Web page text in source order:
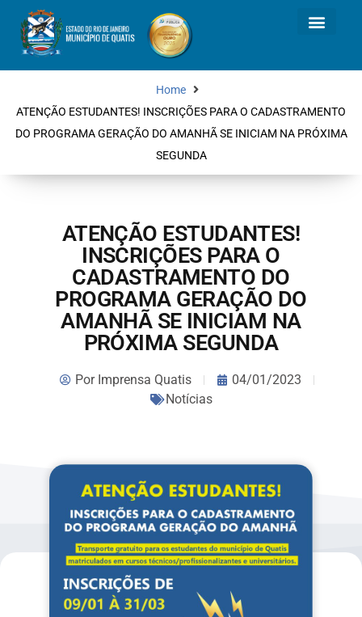
Home
ATENÇÃO ESTUDANTES! INSCRIÇÕES PARA O CADASTRAMENTO
DO PROGRAMA GERAÇÃO DO AMANHÃ SE INICIAM NA PRÓXIMA
SEGUNDA
ATENÇÃO ESTUDANTES!
INSCRIÇÕES PARA O
CADASTRAMENTO DO
PROGRAMA GERAÇÃO DO
AMANHÃ SE INICIAM NA
PRÓXIMA SEGUNDA
PorImprensa Quatis
04/01/2023
Notícias